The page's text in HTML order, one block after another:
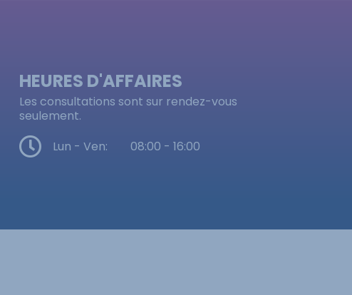
HEURES D'AFFAIRES
Les consultations sont sur rendez-vous
seulement.
Lun - Ven:
08:00 - 16:00